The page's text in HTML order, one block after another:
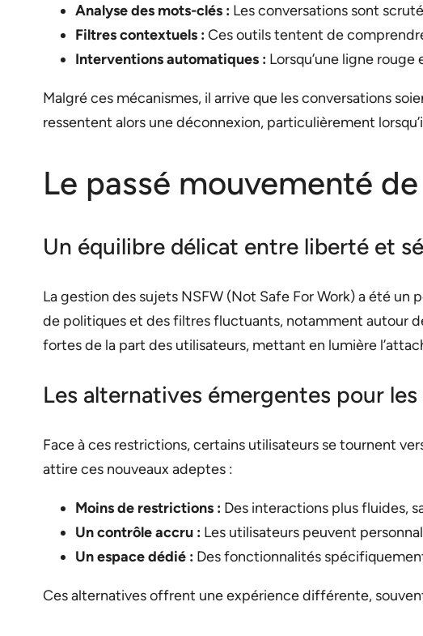
Analyse des mots-clés :Les conversations sont
Filtres contextuels :Ces outils tentent de
Interventions automatiques :Lorsqu’une ligne
Malgré ces mécanismes, il arrive que les conversations
ressentent alors une déconnexion, particulièrement
Le passé mouvementé
Un équilibre délicat entre liberté et
La gestion des sujets NSFW (Not Safe For Work) a été
de politiques et des filtres fluctuants, notamment autour
fortes de la part des utilisateurs, mettant en lumière
Les alternatives émergentes pour
Face à ces restrictions, certains utilisateurs se tournent
attire ces nouveaux adeptes :
Moins de restrictions :Des interactions plus fluides,
Un contrôle accru :Les utilisateurs peuvent
Un espace dédié :Des fonctionnalités
Ces alternatives offrent une expérience différente,